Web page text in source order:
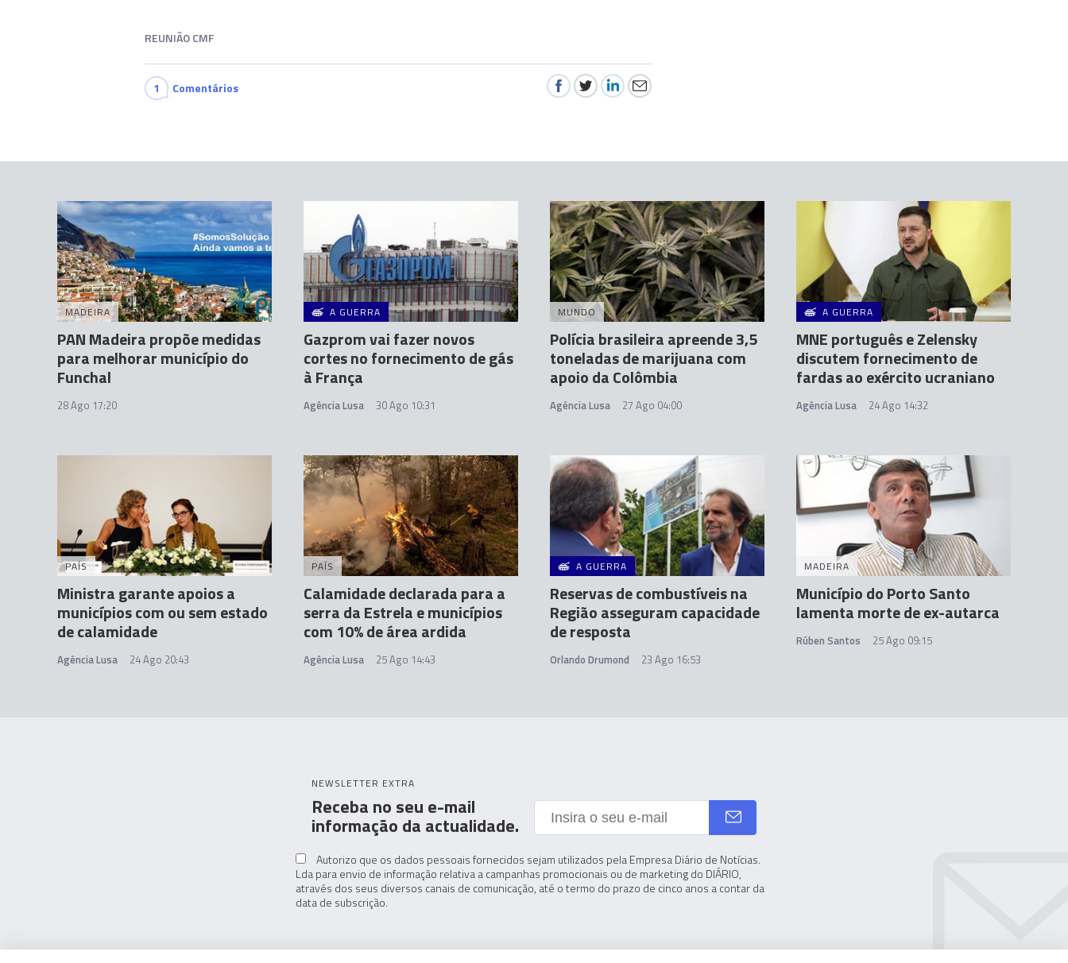
REUNIÃO CMF
1 Comentários
MADEIRA
PAN Madeira propõe medidas
para melhorar município do
Funchal
28 Ago 17:20
A GUERRA
Gazprom vai fazer novos
cortes no fornecimento de gás
à França
Agência Lusa 30 Ago 10:31
MUNDO
Polícia brasileira apreende 3,5
toneladas de marijuana com
apoio da Colômbia
Agência Lusa 27 Ago 04:00
A GUERRA
MNE português e Zelensky
discutem fornecimento de
fardas ao exército ucraniano
Agência Lusa 24 Ago 14:32
PAÍS
Ministra garante apoios a
municípios com ou sem estado
de calamidade
Agência Lusa 24 Ago 20:43
PAÍS
Calamidade declarada para a
serra da Estrela e municípios
com 10% de área ardida
Agência Lusa 25 Ago 14:43
A GUERRA
Reservas de combustíveis na
Região asseguram capacidade
de resposta
Orlando Drumond 23 Ago 16:53
MADEIRA
Município do Porto Santo
lamenta morte de ex-autarca
Rúben Santos 25 Ago 09:15
NEWSLETTER EXTRA
Receba no seu e-mail
informação da actualidade.
Autorizo que os dados pessoais fornecidos sejam utilizados pela Empresa Diário de Notícias.
Lda para envio de informação relativa a campanhas promocionais ou de marketing do DIÁRIO,
através dos seus diversos canais de comunicação, até o termo do prazo de cinco anos a contar da
data de subscrição.